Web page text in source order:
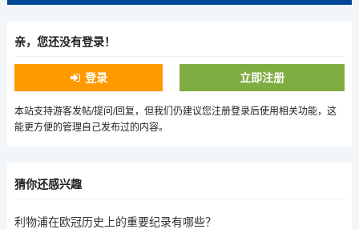
亲，您还没有登录！
登录 立即注册
本站支持游客发帖/提问/回复，但我们仍建议您注册登录后使用相关功能，这
能更方便的管理自己发布过的内容。
猜你还感兴趣
利物浦在欧冠历史上的重要纪录有哪些？